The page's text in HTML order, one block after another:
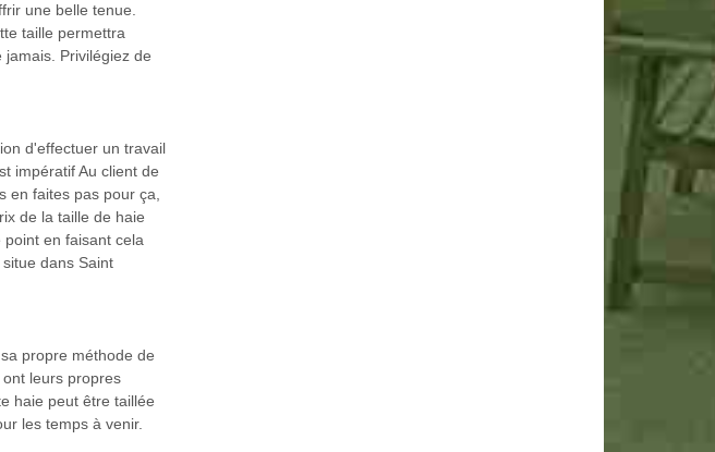
une belle tenue.
taille permettra
Privilégiez de
d'effectuer un travail
impératif Au client de
en faites pas pour ça,
de la taille de haie
en faisant cela
dans Saint
propre méthode de
leurs propres
haie peut être taillée
les temps à venir.